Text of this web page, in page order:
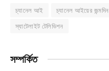
চ্যানেল আই চ্যানেল আইয়ের জন্মদিন
স্যাটেলাইট টেলিভিশন
সম্পর্কিত